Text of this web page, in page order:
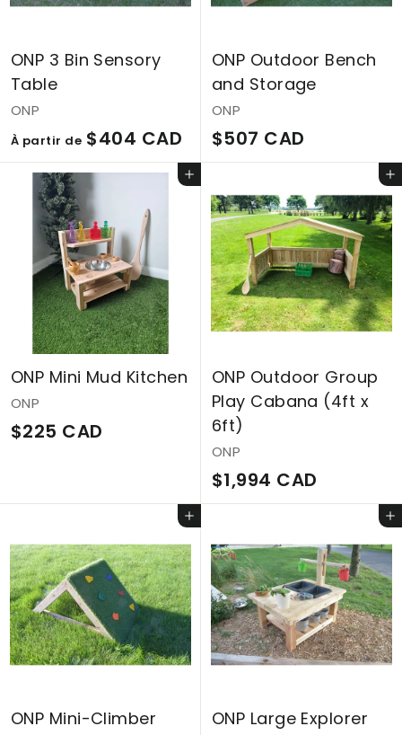
ONP 3 Bin Sensory
Table
ONP
À partir de$404 CAD
p
a
$
A
D
ONP Outdoor Bench
and Storage
ONP
$507 CAD
5
0
7
C
A
D
Ajouter au panier
ONP Mini Mud Kitchen
ONP
$225 CAD
5
C
A
D
Ajouter au panier
ONP Outdoor Group
Play Cabana (4ft x
6ft)
ONP
$1,994 CAD
1
9
9
4
C
A
Ajouter au panier
ONP Mini-Climber
Ajouter au panier
ONP Large Explorer